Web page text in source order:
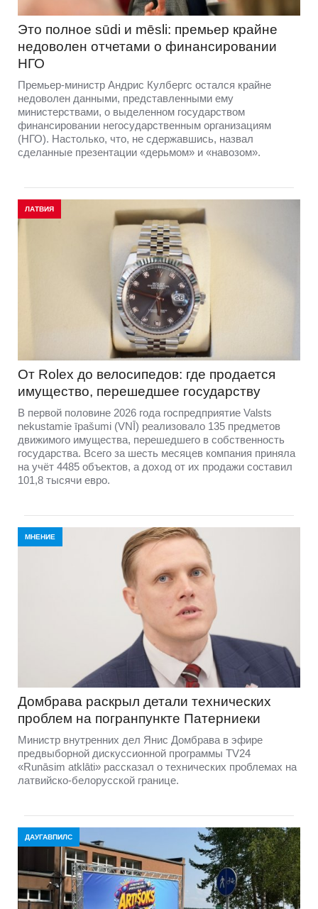
Это полное sūdi и mēsli: премьер крайне
недоволен отчетами о финансировании
НГО
Премьер-министр Андрис Кулбергс остался крайне
недоволен данными, представленными ему
министерствами, о выделенном государством
финансировании негосударственным организациям
(НГО). Настолько, что, не сдержавшись, назвал
сделанные презентации «дерьмом» и «навозом».
ЛАТВИЯ
От Rolex до велосипедов: где продается
имущество, перешедшее государству
В первой половине 2026 года госпредприятие Valsts
nekustamie īpašumi (VNĪ) реализовало 135 предметов
движимого имущества, перешедшего в собственность
государства. Всего за шесть месяцев компания приняла
на учёт 4485 объектов, а доход от их продажи составил
101,8 тысячи евро.
МНЕНИЕ
Домбравa раскрыл детали технических
проблем на погранпункте Патерниеки
Министр внутренних дел Янис Домбрава в эфире
предвыборной дискуссионной программы TV24
«Runāsim atklāti» рассказал о технических проблемах на
латвийско-белорусской границе.
ДАУГАВПИЛС